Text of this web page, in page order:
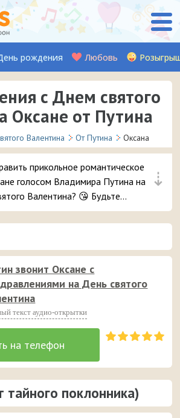
рождения Любовь
с Днем святого
Оксане от Путина
Валентина От Путина Оксана
⇣
прикольное романтическое
голосом Владимира Путина на
Валентина? 😘 Будьте
понравится – и неожиданный
аудио признание ❤ 👏
звонит Оксане с
на День святого
текст аудио-открытки
поклонника)